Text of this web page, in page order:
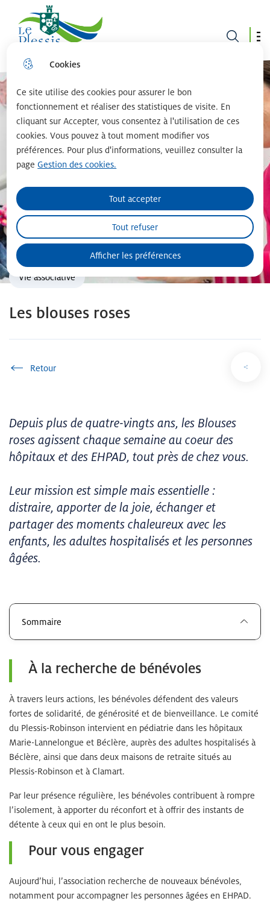
Cookies
Ce site utilise des cookies pour assurer le bon
fonctionnement et réaliser des statistiques de visite. En
cliquant sur Accepter, vous consentez à l'utilisation de ces
cookies. Vous pouvez à tout moment modifier vos
préférences. Pour plus d'informations, veuillez consulter la
page Gestion des cookies.
Afficher les préférences
Tout accepter
Tout refuser
Aller
menu
principal
Le plessis robinson
Vie associative
Les blouses roses
Accueil
Depuis plus de quatre-vingts ans, les Blouses
roses agissent chaque semaine au coeur des
hôpitaux et des EHPAD, tout près de chez vous.
Leur mission est simple mais essentielle :
distraire, apporter de la joie, échanger et
partager des moments chaleureux avec les
enfants, les adultes hospitalisés et les personnes
âgées.
Sommaire
À la recherche de bénévoles
À travers leurs actions, les bénévoles défendent des valeurs
fortes de solidarité, de générosité et de bienveillance. Le comité
du Plessis-Robinson intervient en pédiatrie dans les hôpitaux
Marie-Lannelongue et Béclère, auprès des adultes hospitalisés à
Béclère, ainsi que dans deux maisons de retraite situés au
Plessis-Robinson et à Clamart.
Par leur présence régulière, les bénévoles contribuent à rompre
l’isolement, à apporter du réconfort et à offrir des instants de
détente à ceux qui en ont le plus besoin.
Pour vous engager
Aujourd’hui, l’association recherche de nouveaux bénévoles,
notamment pour accompagner les personnes âgées en EHPAD.